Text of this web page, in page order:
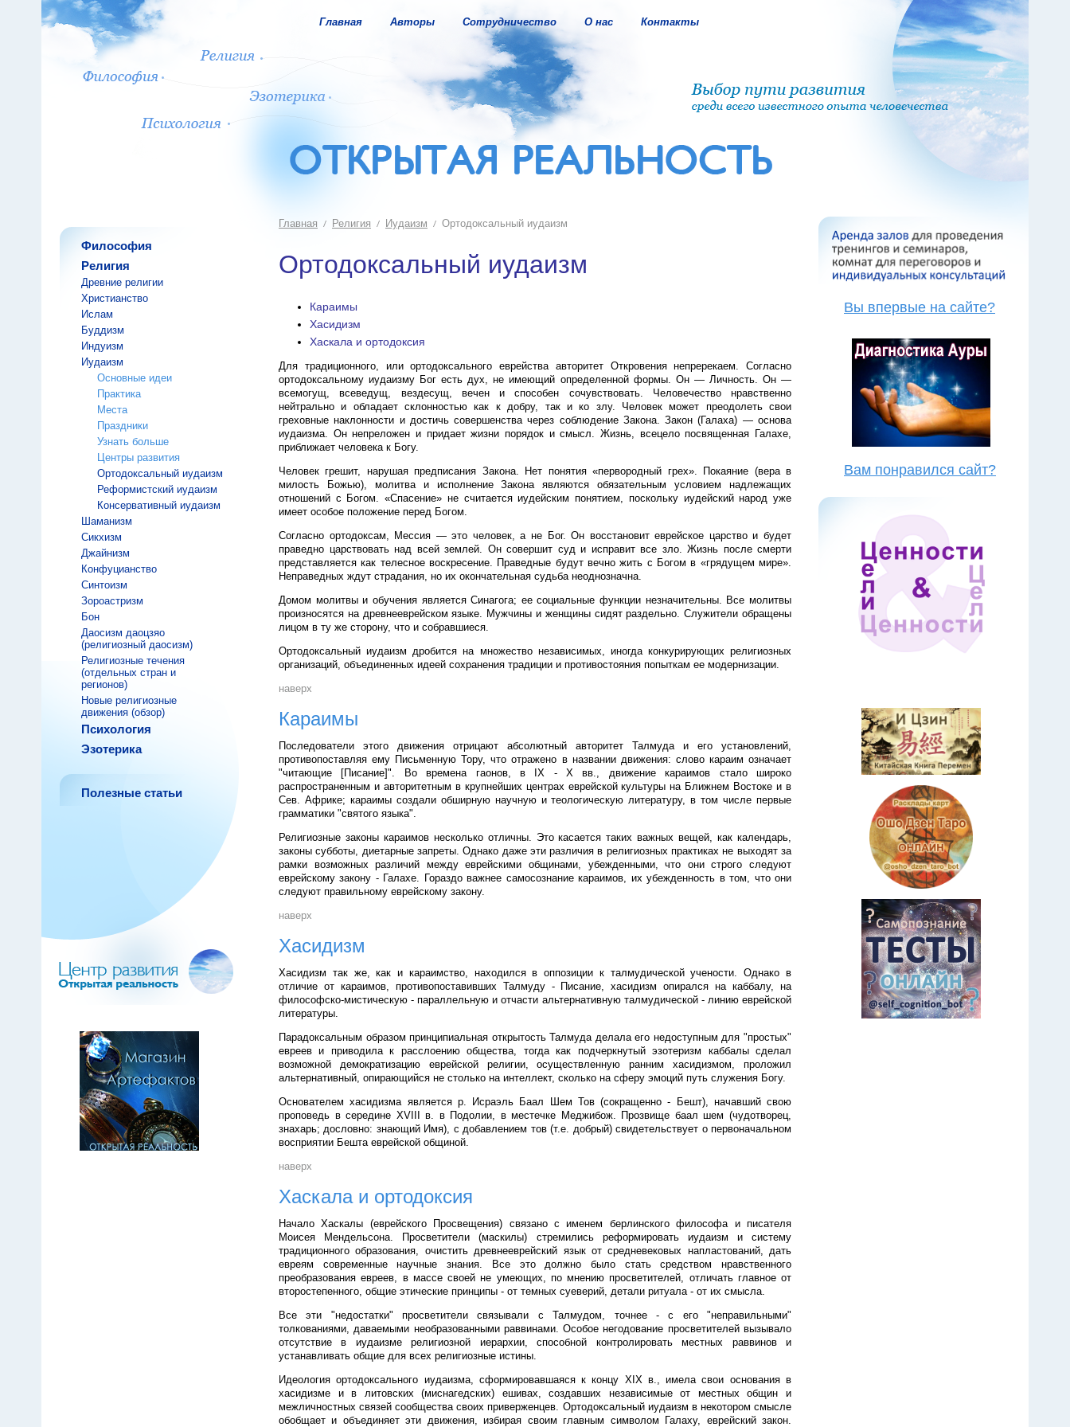
Главная Авторы Сотрудничество О нас Контакты
Философия
Религия
Древние религии
Христианство
Ислам
Буддизм
Индуизм
Иудаизм
Основные идеи
Практика
Места
Праздники
Узнать больше
Центры развития
Ортодоксальный иудаизм
Реформистский иудаизм
Консервативный иудаизм
Шаманизм
Сикхизм
Джайнизм
Конфуцианство
Синтоизм
Зороастризм
Бон
Даосизм даоцзяо
(религиозный даосизм)
Религиозные течения
(отдельных стран и
регионов)
Новые религиозные
движения (обзор)
Психология
Эзотерика
Полезные статьи
Вы впервые на сайте?
Вам понравился сайт?
Главная Религия Иудаизм Ортодоксальный иудаизм
Ортодоксальный иудаизм
Караимы
Хасидизм
Хаскала и ортодоксия
Для традиционного, или ортодоксального еврейства авторитет Откровения непререкаем. Согласно
ортодоксальному иудаизму Бог есть дух, не имеющий определенной формы. Он — Личность. Он —
всемогущ, всеведущ, вездесущ, вечен и способен сочувствовать. Человечество нравственно
нейтрально и обладает склонностью как к добру, так и ко злу. Человек может преодолеть свои
греховные наклонности и достичь совершенства через соблюдение Закона. Закон (Галаха) — основа
иудаизма. Он непреложен и придает жизни порядок и смысл. Жизнь, всецело посвященная Галахе,
приближает человека к Богу.
Человек грешит, нарушая предписания Закона. Нет понятия «первородный грех». Покаяние (вера в
милость Божью), молитва и исполнение Закона являются обязательным условием надлежащих
отношений с Богом. «Спасение» не считается иудейским понятием, поскольку иудейский народ уже
имеет особое положение перед Богом.
Согласно ортодоксам, Мессия — это человек, а не Бог. Он восстановит еврейское царство и будет
праведно царствовать над всей землей. Он совершит суд и исправит все зло. Жизнь после смерти
представляется как телесное воскресение. Праведные будут вечно жить с Богом в «грядущем мире».
Неправедных ждут страдания, но их окончательная судьба неоднозначна.
Домом молитвы и обучения является Синагога; ее социальные функции незначительны. Все молитвы
произносятся на древнееврейском языке. Мужчины и женщины сидят раздельно. Служители обращены
лицом в ту же сторону, что и собравшиеся.
Ортодоксальный иудаизм дробится на множество независимых, иногда конкурирующих религиозных
организаций, объединенных идеей сохранения традиции и противостояния попыткам ее модернизации.
наверх
Караимы
Последователи этого движения отрицают абсолютный авторитет Талмуда и его установлений,
противопоставляя ему Письменную Тору, что отражено в названии движения: слово караим означает
"читающие [Писание]". Во времена гаонов, в IX - X вв., движение караимов стало широко
распространенным и авторитетным в крупнейших центрах еврейской культуры на Ближнем Востоке и в
Сев. Африке; караимы создали обширную научную и теологическую литературу, в том числе первые
грамматики "святого языка".
Религиозные законы караимов несколько отличны. Это касается таких важных вещей, как календарь,
законы субботы, диетарные запреты. Однако даже эти различия в религиозных практиках не выходят за
рамки возможных различий между еврейскими общинами, убежденными, что они строго следуют
еврейскому закону - Галахе. Гораздо важнее самосознание караимов, их убежденность в том, что они
следуют правильному еврейскому закону.
наверх
Хасидизм
Хасидизм так же, как и караимство, находился в оппозиции к талмудической учености. Однако в
отличие от караимов, противопоставивших Талмуду - Писание, хасидизм опирался на каббалу, на
философско-мистическую - параллельную и отчасти альтернативную талмудической - линию еврейской
литературы.
Парадоксальным образом принципиальная открытость Талмуда делала его недоступным для "простых"
евреев и приводила к расслоению общества, тогда как подчеркнутый эзотеризм каббалы сделал
возможной демократизацию еврейской религии, осуществленную ранним хасидизмом, проложил
альтернативный, опирающийся не столько на интеллект, сколько на сферу эмоций путь служения Богу.
Основателем хасидизма является р. Исраэль Баал Шем Тов (сокращенно - Бешт), начавший свою
проповедь в середине XVIII в. в Подолии, в местечке Меджибож. Прозвище баал шем (чудотворец,
знахарь; дословно: знающий Имя), с добавлением тов (т.е. добрый) свидетельствует о первоначальном
восприятии Бешта еврейской общиной.
наверх
Хаскала и ортодоксия
Начало Хаскалы (еврейского Просвещения) связано с именем берлинского философа и писателя
Моисея Мендельсона. Просветители (маскилы) стремились реформировать иудаизм и систему
традиционного образования, очистить древнееврейский язык от средневековых напластований, дать
евреям современные научные знания. Все это должно было стать средством нравственного
преобразования евреев, в массе своей не умеющих, по мнению просветителей, отличать главное от
второстепенного, общие этические принципы - от темных суеверий, детали ритуала - от их смысла.
Все эти "недостатки" просветители связывали с Талмудом, точнее - с его "неправильными"
толкованиями, даваемыми необразованными раввинами. Особое негодование просветителей вызывало
отсутствие в иудаизме религиозной иерархии, способной контролировать местных раввинов и
устанавливать общие для всех религиозные истины.
Идеология ортодоксального иудаизма, сформировавшаяся к концу XIX в., имела свои основания в
хасидизме и в литовских (миснагедских) ешивах, создавших независимые от местных общин и
межличностных связей сообщества своих приверженцев. Ортодоксальный иудаизм в некотором смысле
обобщает и объединяет эти движения, избирая своим главным символом Галаху, еврейский закон.